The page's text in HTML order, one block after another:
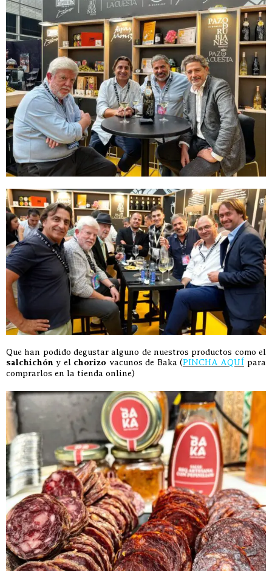
Que han podido degustar alguno de nuestros productos como el
salchichón y el chorizo vacunos de Baka (PINCHA AQUÍ para
comprarlos en la tienda online)